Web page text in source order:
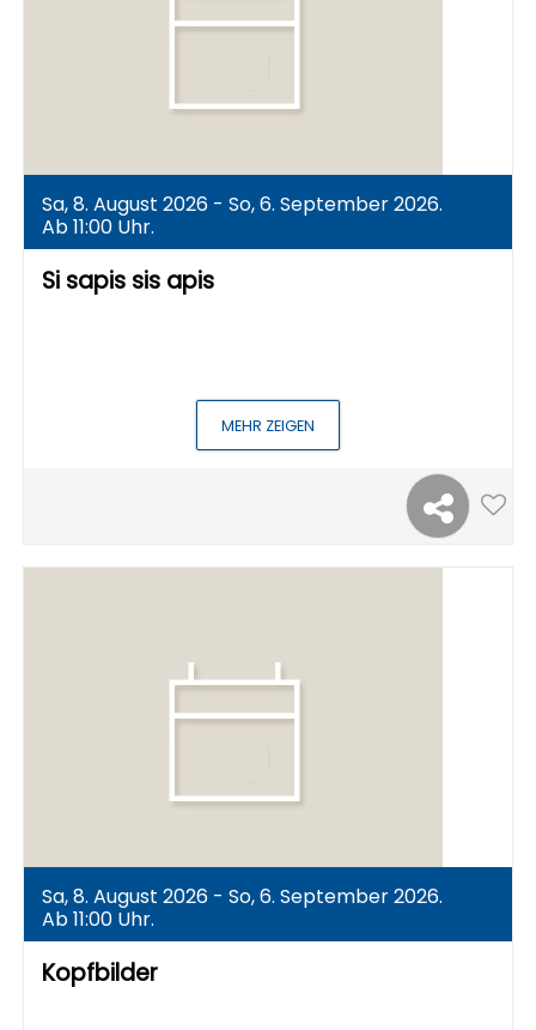
Sa, 8. August 2026 - So, 6. September 2026.
Ab 11:00 Uhr.
Si sapis sis apis
MEHR ZEIGEN
Sa, 8. August 2026 - So, 6. September 2026.
Ab 11:00 Uhr.
Kopfbilder